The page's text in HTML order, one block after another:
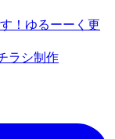
す！ゆるーーく更
ラシ制作